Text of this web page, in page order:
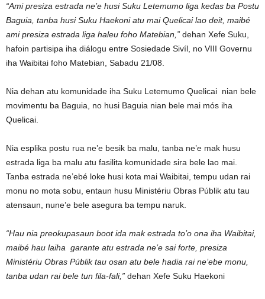
“Ami presiza estrada ne’e husi Suku Letemumo liga kedas ba Postu
Baguia, tanba husi Suku Haekoni atu mai Quelicai lao deit, maibé
ami presiza estrada liga haleu foho Matebian,” dehan Xefe Suku,
hafoin partisipa iha diálogu entre Sosiedade Sivíl, no VIII Governu
iha Waibitai foho Matebian, Sabadu 21/08.
Nia dehan atu komunidade iha Suku Letemumo Quelicai nian bele
movimentu ba Baguia, no husi Baguia nian bele mai mós iha
Quelicai.
Nia esplika postu rua ne’e besik ba malu, tanba ne’e mak husu
estrada liga ba malu atu fasilita komunidade sira bele lao mai.
Tanba estrada ne’ebé loke husi kota mai Waibitai, tempu udan rai
monu no mota sobu, entaun husu Ministériu Obras Públik atu tau
atensaun, nune’e bele asegura ba tempu naruk.
“Hau nia preokupasaun boot ida mak estrada to’o ona iha Waibitai,
maibé hau laiha garante atu estrada ne’e sai forte, presiza
Ministériu Obras Públik tau osan atu bele hadia rai ne’ebe monu,
tanba udan rai bele tun fila-fali,” dehan Xefe Suku Haekoni